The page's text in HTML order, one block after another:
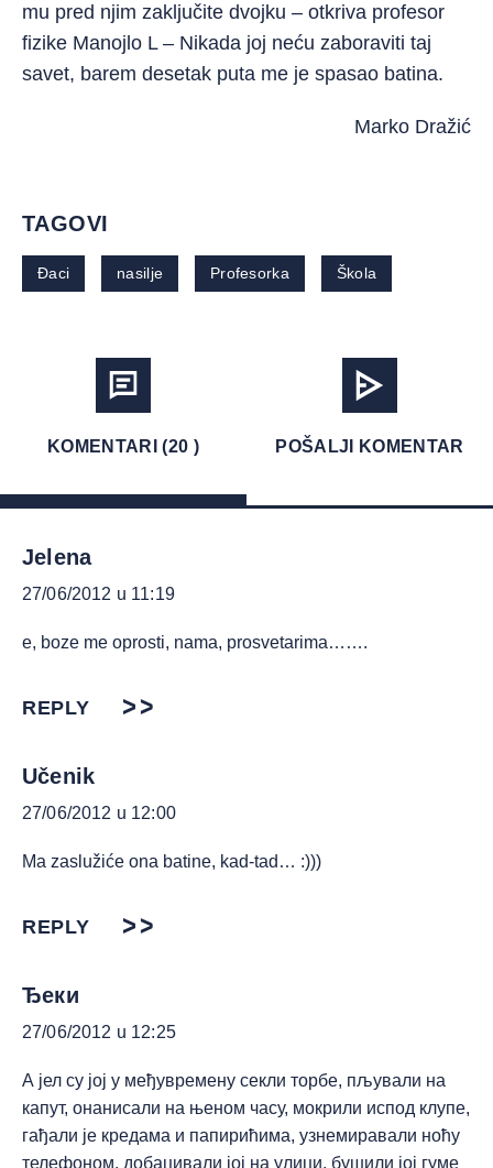
mu pred njim zaključite dvojku – otkriva profesor
fizike Manojlo L – Nikada joj neću zaboraviti taj
savet, barem desetak puta me je spasao batina.
Marko Dražić
TAGOVI
Đaci nasilje Profesorka Škola
KOMENTARI (20 ) POŠALJI KOMENTAR
Jelena
27/06/2012 u 11:19
e, boze me oprosti, nama, prosvetarima…….
REPLY
Učenik
27/06/2012 u 12:00
Ma zaslužiće ona batine, kad-tad… :)))
REPLY
Ђеки
27/06/2012 u 12:25
А јел су јој у међувремену секли торбе, пљували на
капут, онанисали на њеном часу, мокрили испод клупе,
гађали је кредама и папирићима, узнемиравали ноћу
телефоном, добацивали јој на улици, бушили јој гуме